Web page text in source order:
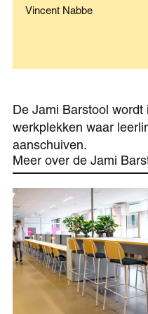
Vincent Nabbe
De Jami Barstool wordt
werkplekken waar
aanschuiven.
Meer over de Jami